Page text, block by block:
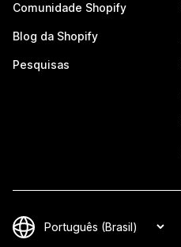
Comunidade Shopify
Blog da Shopify
Pesquisas